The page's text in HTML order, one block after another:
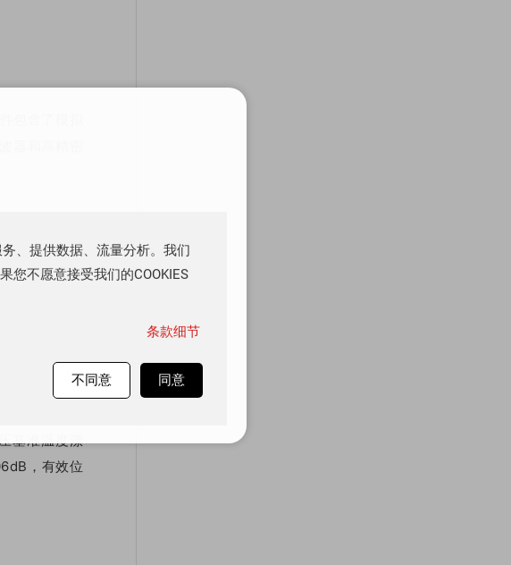
器和高精密
均可达到
拟输入阻抗
基准温度漂
，有效位
、提供数据、流量分析。我们
您不愿意接受我们的COOKIES
条款细节
不同意 同意